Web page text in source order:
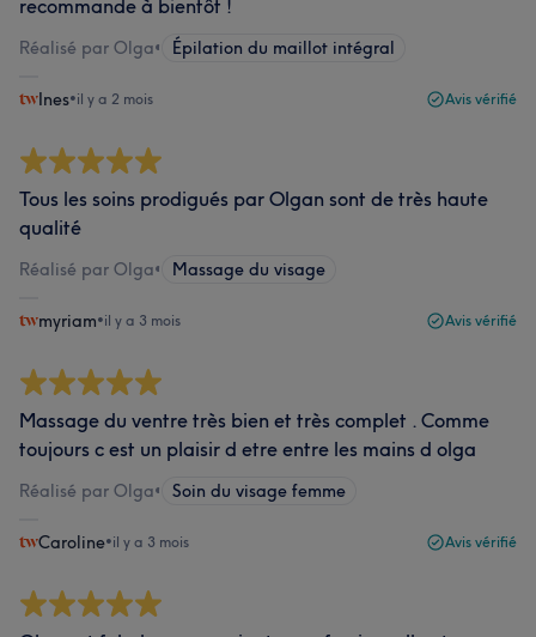
recommande à bientôt !
Réalisé par Olga• Épilation du maillot intégral
Ines•il y a 2 mois Avis vérifié
Tous les soins prodigués par Olgan sont de très haute
qualité
Réalisé par Olga• Massage du visage
myriam•il y a 3 mois Avis vérifié
Massage du ventre très bien et très complet . Comme
toujours c est un plaisir d etre entre les mains d olga
Réalisé par Olga• Soin du visage femme
Caroline•il y a 3 mois Avis vérifié